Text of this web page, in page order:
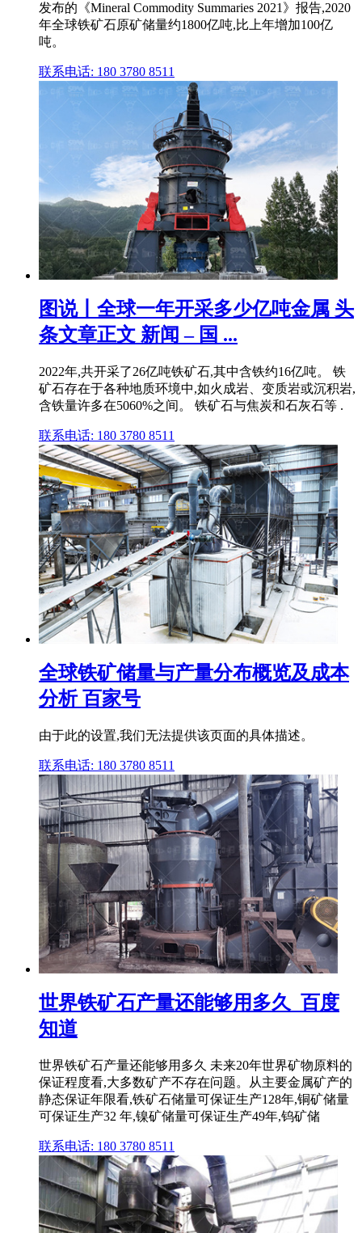
发布的《Mineral Commodity Summaries 2021》报告,2020
年全球铁矿石原矿储量约1800亿吨,比上年增加100亿
吨。
联系电话: 180 3780 8511
图说丨全球一年开采多少亿吨金属 头
条文章正文 新闻 – 国 ...
2022年,共开采了26亿吨铁矿石,其中含铁约16亿吨。 铁
矿石存在于各种地质环境中,如火成岩、变质岩或沉积岩,
含铁量许多在5060%之间。 铁矿石与焦炭和石灰石等 .
联系电话: 180 3780 8511
全球铁矿储量与产量分布概览及成本
分析 百家号
由于此的设置,我们无法提供该页面的具体描述。
联系电话: 180 3780 8511
世界铁矿石产量还能够用多久_百度
知道
世界铁矿石产量还能够用多久 未来20年世界矿物原料的
保证程度看,大多数矿产不存在问题。从主要金属矿产的
静态保证年限看,铁矿石储量可保证生产128年,铜矿储量
可保证生产32 年,镍矿储量可保证生产49年,钨矿储
联系电话: 180 3780 8511